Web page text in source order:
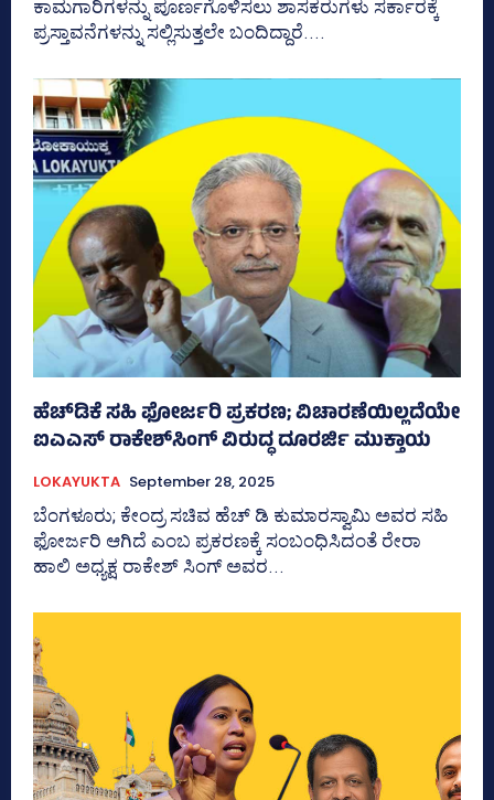
ಕಾಮಗಾರಿಗಳನ್ನು ಪೂರ್ಣಗೊಳಿಸಲು ಶಾಸಕರುಗಳು ಸರ್ಕಾರಕ್ಕೆ
ಪ್ರಸ್ತಾವನೆಗಳನ್ನು ಸಲ್ಲಿಸುತ್ತಲೇ ಬಂದಿದ್ದಾರೆ....
ಹೆಚ್‌ಡಿಕೆ ಸಹಿ ಫೋರ್ಜರಿ ಪ್ರಕರಣ; ವಿಚಾರಣೆಯಿಲ್ಲದೆಯೇ
ಐಎಎಸ್‌ ರಾಕೇಶ್‌ಸಿಂಗ್‌ ವಿರುದ್ಧ ದೂರರ್ಜಿ ಮುಕ್ತಾಯ
LOKAYUKTA September 28, 2025
ಬೆಂಗಳೂರು; ಕೇಂದ್ರ ಸಚಿವ ಹೆಚ್‌ ಡಿ ಕುಮಾರಸ್ವಾಮಿ ಅವರ ಸಹಿ
ಫೋರ್ಜರಿ ಆಗಿದೆ ಎಂಬ ಪ್ರಕರಣಕ್ಕೆ ಸಂಬಂಧಿಸಿದಂತೆ ರೇರಾ
ಹಾಲಿ ಅಧ್ಯಕ್ಷ ರಾಕೇಶ್‌ ಸಿಂಗ್‌ ಅವರ...